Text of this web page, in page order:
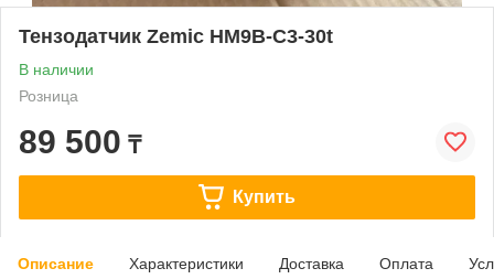
Тензодатчик Zemic HM9B-C3-30t
В наличии
Розница
89 500 ₸
Купить
Описание Характеристики Доставка Оплата